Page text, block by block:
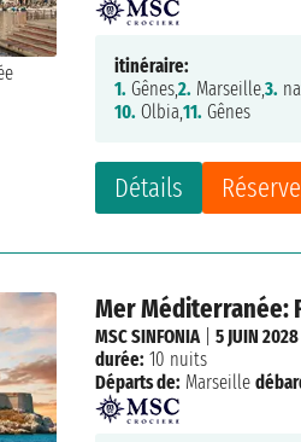
Détails
itinéraire:
1. Gênes,2. Marseille,3.
10. Olbia,11. Gênes
Mer Méditerranée:
MSC SINFONIA|5 JUIN 2028
durée: 10 nuits
Départs de: Marseille